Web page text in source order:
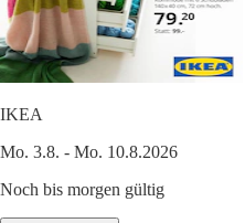
IKEA
Mo. 3.8. - Mo. 10.8.2026
Noch bis morgen gültig